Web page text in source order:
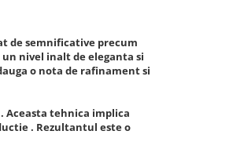
de semnificative precum
nivel inalt de eleganta si
o nota de rafinament si
tehnica implica
. Rezultantul este o